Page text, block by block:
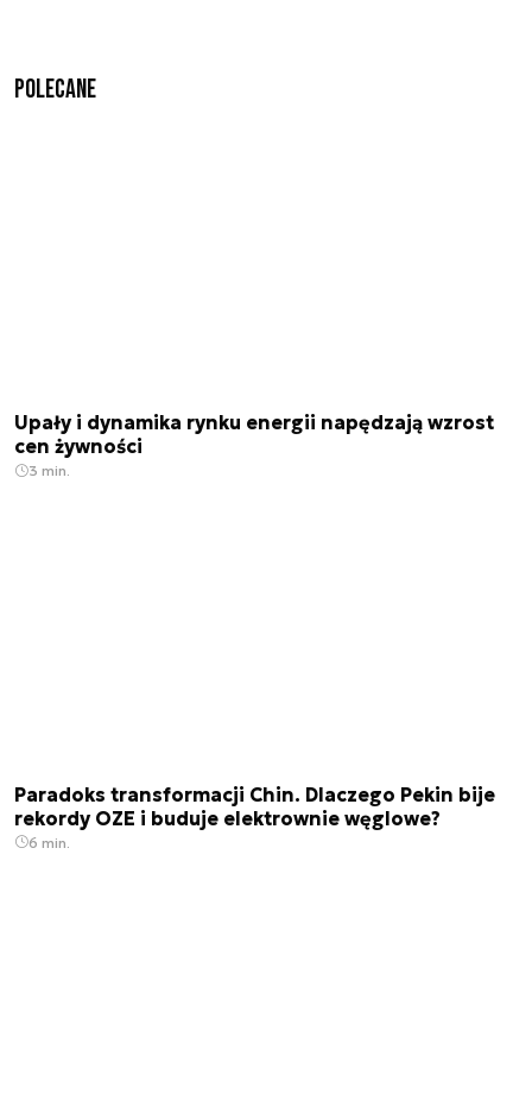
Polecane
Upały i dynamika rynku energii napędzają wzrost
cen żywności
3 min.
Paradoks transformacji Chin. Dlaczego Pekin bije
rekordy OZE i buduje elektrownie węglowe?
6 min.